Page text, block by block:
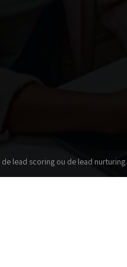
lead scoring ou de lead nurturing.